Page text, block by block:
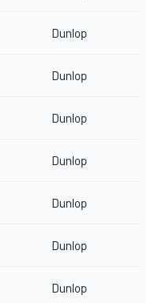
Dunlop
Dunlop
Dunlop
Dunlop
Dunlop
Dunlop
Dunlop